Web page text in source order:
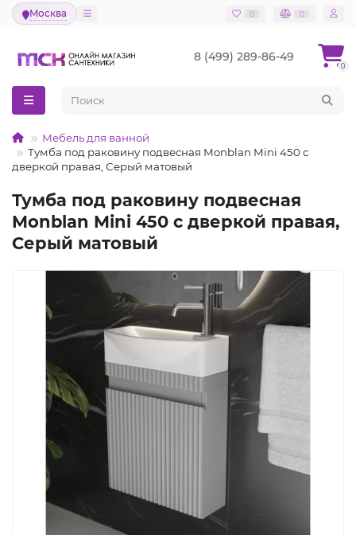
Москва 0 0
8 (499) 289-86-49
0
Мебель для ванной
Тумба под раковину подвесная Monblan Mini 450 с
дверкой правая, Серый матовый
Тумба под раковину подвесная
Monblan Mini 450 с дверкой правая,
Серый матовый